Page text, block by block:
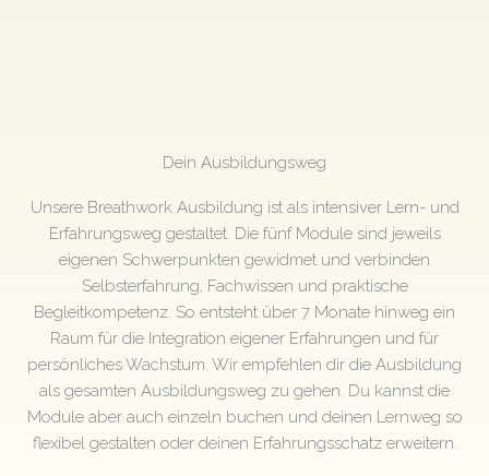
Dein Ausbildungsweg
Unsere Breathwork Ausbildung ist als intensiver Lern- und
Erfahrungsweg gestaltet. Die fünf Module sind jeweils
eigenen Schwerpunkten gewidmet und verbinden
Selbsterfahrung, Fachwissen und praktische
Begleitkompetenz. So entsteht über 7 Monate hinweg ein
Raum für die Integration eigener Erfahrungen und für
persönliches Wachstum. Wir empfehlen dir die Ausbildung
als gesamten Ausbildungsweg zu gehen. Du kannst die
Module aber auch einzeln buchen und deinen Lernweg so
flexibel gestalten oder deinen Erfahrungsschatz erweitern.